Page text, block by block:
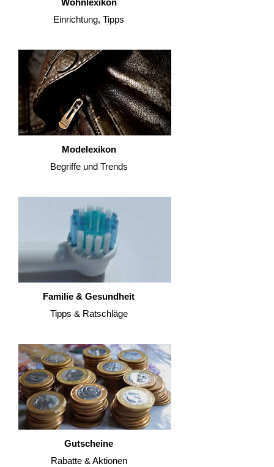
Wohnlexikon
Einrichtung, Tipps
Modelexikon
Begriffe und Trends
Familie & Gesundheit
Tipps & Ratschläge
Gutscheine
Rabatte & Aktionen